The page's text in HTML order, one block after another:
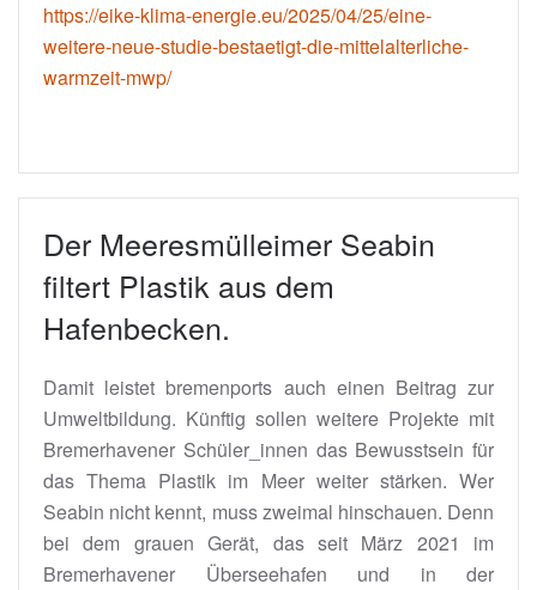
https://eike-klima-energie.eu/2025/04/25/eine-
weitere-neue-studie-bestaetigt-die-mittelalterliche-
warmzeit-mwp/
Der Meeresmülleimer Seabin
filtert Plastik aus dem
Hafenbecken.
Damit leistet bremenports auch einen Beitrag zur
Umweltbildung. Künftig sollen weitere Projekte mit
Bremerhavener Schüler_innen das Bewusstsein für
das Thema Plastik im Meer weiter stärken. Wer
Seabin nicht kennt, muss zweimal hinschauen. Denn
bei dem grauen Gerät, das seit März 2021 im
Bremerhavener Überseehafen und in der